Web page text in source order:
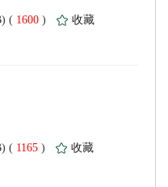
1600 )
1165 )